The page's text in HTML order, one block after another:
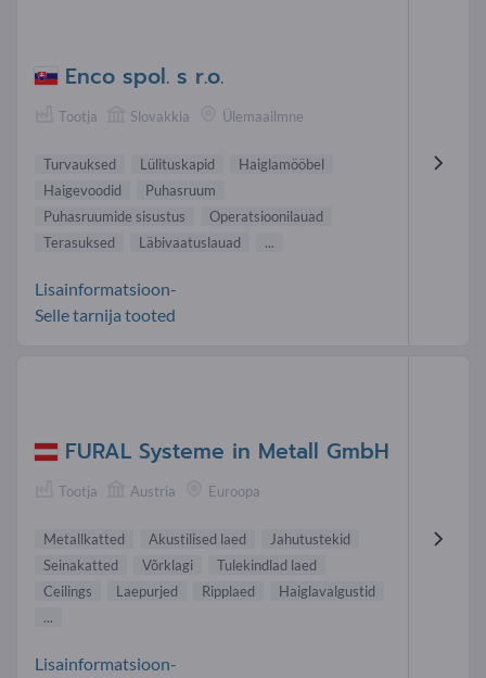
Enco spol. s r.o.
Tootja Slovakkia Ülemaailmne
Turvauksed Lülituskapid
Haigla mööbel
Haigevoodid
Puhasruum
Puhasruumide sisustus
Operatsioonilauad
Terasuksed
Läbivaatuslauad ...
Lisainformatsioon-
Selle tarnija tooted
FURAL Systeme in Metall GmbH
Tootja Austria Euroopa
Metallkatted Akustilised laed
Jahutustekid
Seinakatted
Võrklagi
Tulekindlad laed
Ceilings
Laepurjed Ripplaed
Haiglavalgustid
...
Lisainformatsioon-